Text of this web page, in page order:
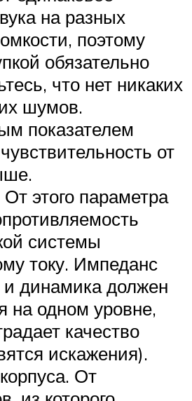
на разных
поэтому
обязательно
что нет никаких
шумов.
показателем
от
этого параметра
системы
току. Импеданс
и динамика должен
на одном уровне,
качество
искажения).
От